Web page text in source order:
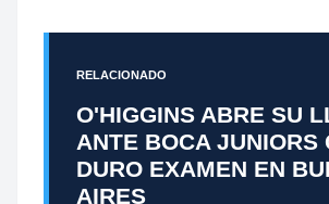
RELACIONADO
O'HIGGINS ABRE SU
ANTE BOCA JUNIORS
DURO EXAMEN EN
AIRES